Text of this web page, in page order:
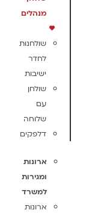
מנהלים
שולחנות
לחדר
ישיבות
שולחן
עם
שלוחה
דלפקים
ארונות
ומגירות
למשרד
ארונות